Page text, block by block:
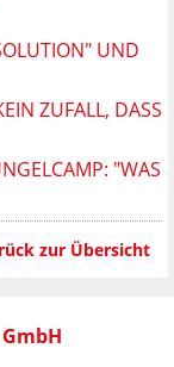
UND
ZUFALL, DASS
"WAS I
zur Übersicht